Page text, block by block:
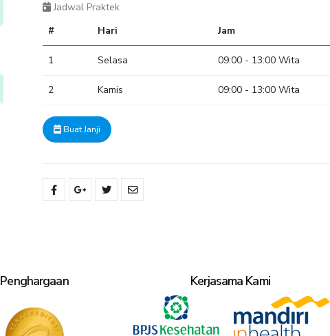
Jadwal Praktek
#
Hari Jam
1 Selasa 09:00 - 13:00 Wita
2 Kamis 09:00 - 13:00 Wita
Buat Janji
Penghargaan Kerjasama Kami